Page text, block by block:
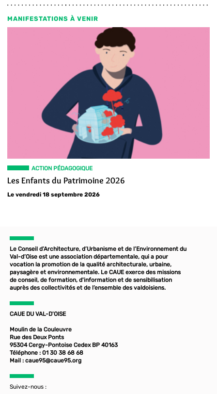
MANIFESTATIONS À VENIR
ACTION PÉDAGOGIQUE
Les Enfants du Patrimoine 2026
Le vendredi 18 septembre 2026
Le Conseil d’Architecture, d’Urbanisme et de l’Environnement du
Val-d’Oise est une association départementale, qui a pour
vocation la promotion de la qualité architecturale, urbaine,
paysagère et environnementale. Le CAUE exerce des missions
de conseil, de formation, d'information et de sensibilisation
auprès des collectivités et de l’ensemble des valdoisiens.
CAUE DU VAL-D'OISE
Moulin de la Couleuvre
Rue des Deux Ponts
95304 Cergy-Pontoise Cedex BP 40163
Téléphone : 01 30 38 68 68
Mail : caue95@caue95.org
Suivez-nous :